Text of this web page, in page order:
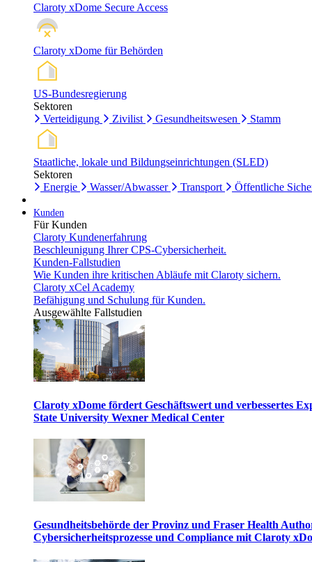
Claroty xDome Secure Access
Claroty xDome für Behörden
US-Bundesregierung
Sektoren
Verteidigung
Zivilist Gesundheitswesen Stamm
Staatliche, lokale und Bildungseinrichtungen (SLED)
Sektoren
Energie
Wasser/Abwasser Transport Öffentliche
Kunden
Für Kunden
Claroty Kundenerfahrung
Beschleunigung Ihrer CPS-Cybersicherheit.
Kunden-Fallstudien
Wie Kunden ihre kritischen Abläufe mit Claroty sichern.
Claroty xCel Academy
Befähigung und Schulung für Kunden.
Ausgewählte Fallstudien
Claroty xDome fördert Geschäftswert und verbessertes
State University Wexner Medical Center
Gesundheitsbehörde der Provinz und Fraser Health
Cybersicherheitsprozesse und Compliance mit Claroty